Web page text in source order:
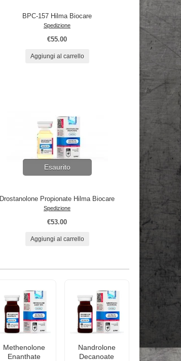
BPC-157 Hilma Biocare
Spedizione
€55.00
Aggiungi al carrello
Esaurito
Drostanolone Propionate Hilma Biocare
Spedizione
€53.00
Aggiungi al carrello
Methenolone
Enanthate
Nandrolone
Decanoate